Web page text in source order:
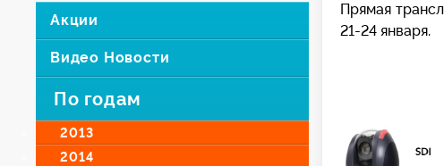
Акции
Видео Новости
По годам
2013
2014
Прямая
21-24 января.